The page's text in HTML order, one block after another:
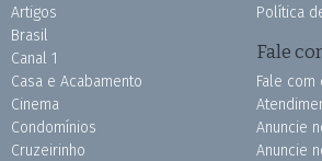
Artigos
Brasil
Canal 1
Casa e Acabamento
Cinema
Condomínios
Cruzeirinho
Política
Fale
Fale com
Anuncie
Anuncie